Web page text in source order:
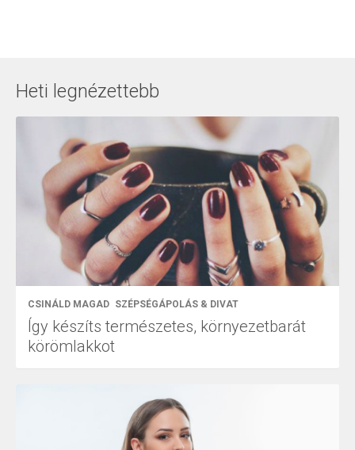
Heti legnézettebb
CSINÁLD MAGAD SZÉPSÉGÁPOLÁS & DIVAT
Így készíts természetes, környezetbarát
körömlakkot